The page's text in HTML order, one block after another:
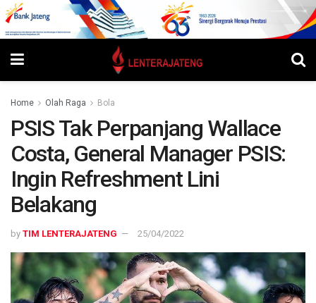
Home Olah Raga Bola
PSIS Tak Perpanjang Wallace
Costa, General Manager PSIS:
Ingin Refreshment Lini
Belakang
by TIM LENTERAJATENG 25/04/2022